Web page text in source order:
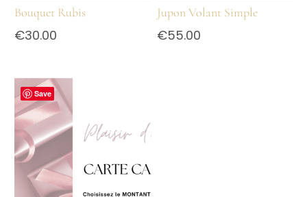
Bouquet Rubis
€30.00
Jupon Volant Simple
€55.00
Save